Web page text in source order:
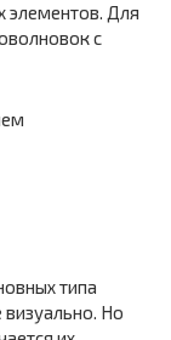
элементов. Для
с
типа
визуально. Но